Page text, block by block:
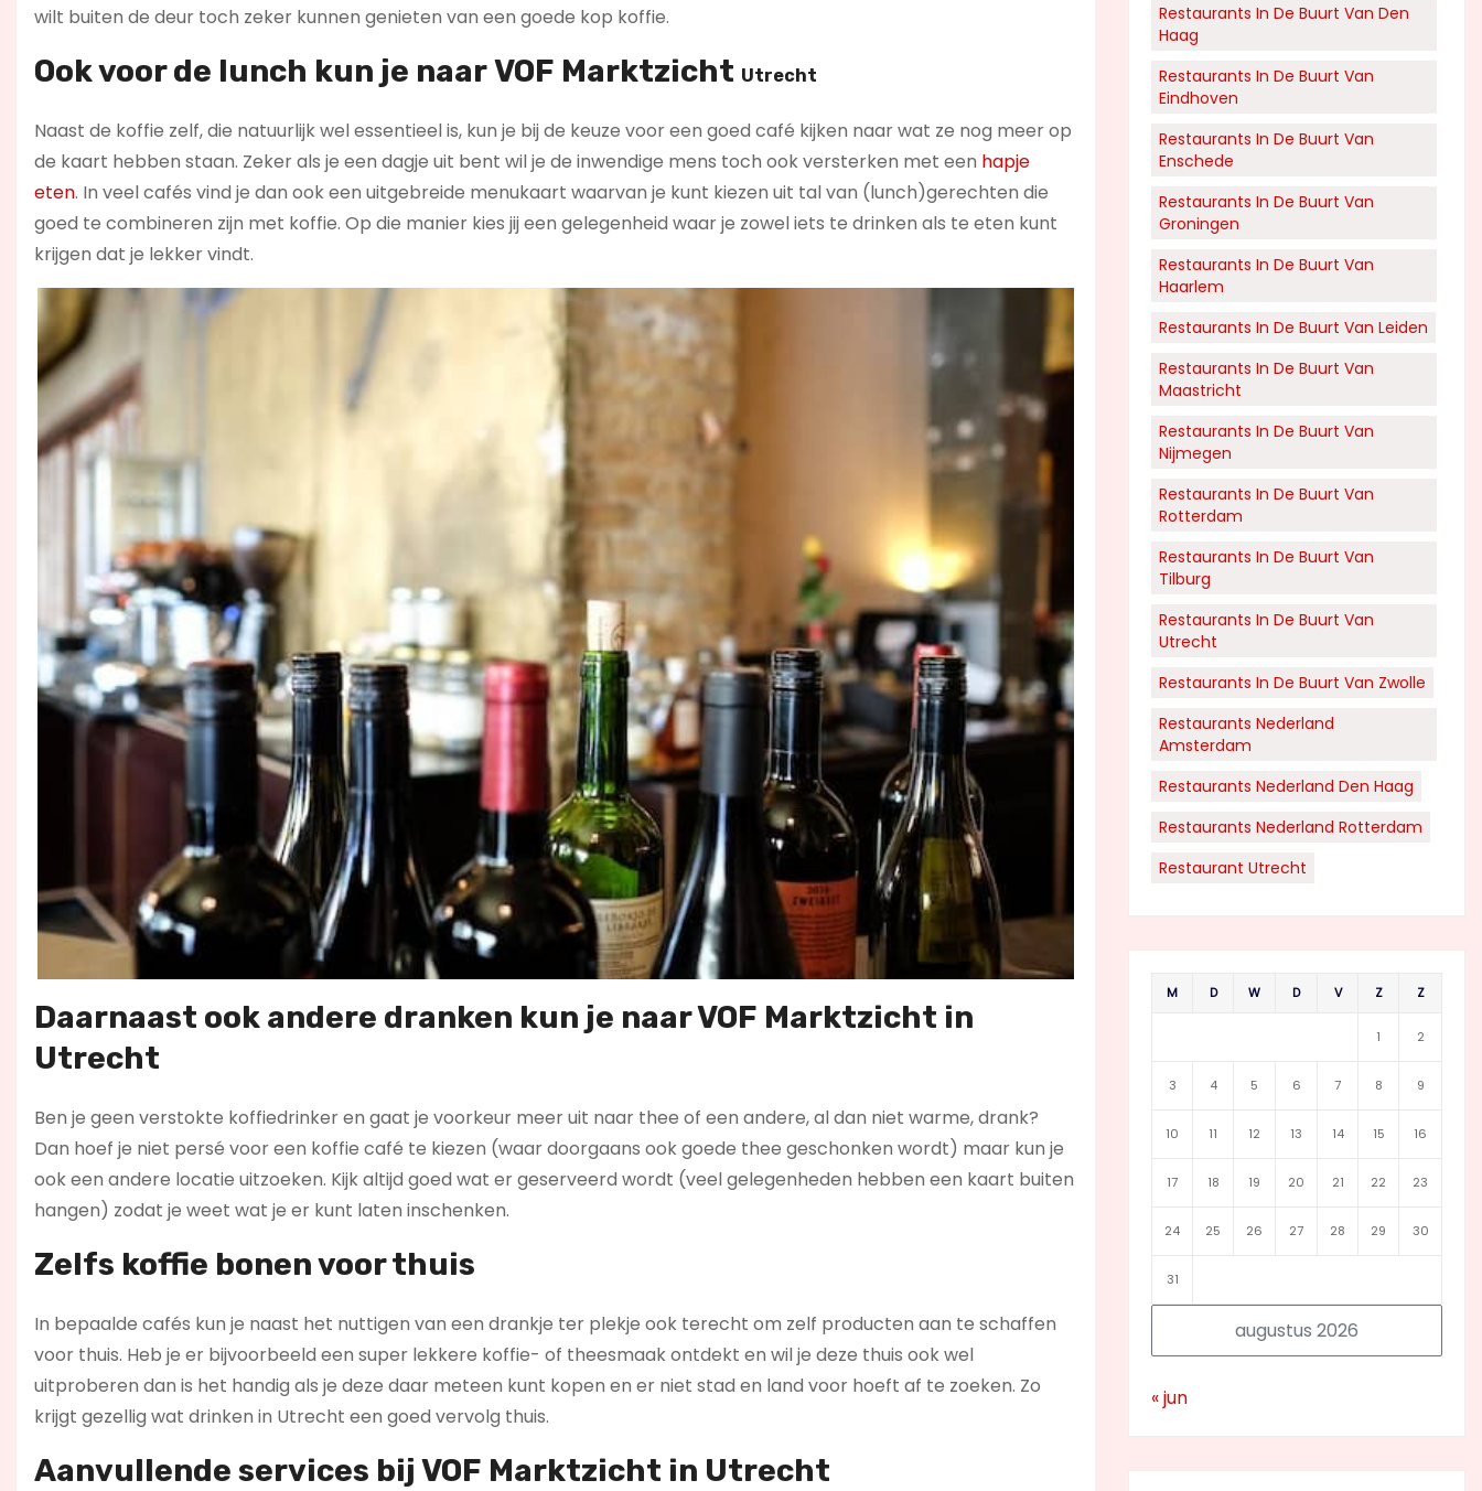
wilt buiten de deur toch zeker kunnen genieten van een goede kop koffie.
Ook voor de lunch kun je naarVOF Marktzicht Utrecht
Naast de koffie zelf, die natuurlijk wel essentieel is, kun je bij de keuze voor een goed café kijken naar wat ze nog meer op
de kaart hebben staan. Zeker als je een dagje uit bent wil je de inwendige mens toch ook versterken met een hapje
eten. In veel cafés vind je dan ook een uitgebreide menukaart waarvan je kunt kiezen uit tal van (lunch)gerechten die
goed te combineren zijn met koffie. Op die manier kies jij een gelegenheid waar je zowel iets te drinken als te eten kunt
krijgen dat je lekker vindt.
Daarnaast ook andere dranken kun je naar VOF Marktzicht in
Utrecht
Ben je geen verstokte koffiedrinker en gaat je voorkeur meer uit naar thee of een andere, al dan niet warme, drank?
Dan hoef je niet persé voor een koffie café te kiezen (waar doorgaans ook goede thee geschonken wordt) maar kun je
ook een andere locatie uitzoeken. Kijk altijd goed wat er geserveerd wordt (veel gelegenheden hebben een kaart buiten
hangen) zodat je weet wat je er kunt laten inschenken.
Zelfs koffie bonen voor thuis
In bepaalde cafés kun je naast het nuttigen van een drankje ter plekje ook terecht om zelf producten aan te schaffen
voor thuis. Heb je er bijvoorbeeld een super lekkere koffie- of theesmaak ontdekt en wil je deze thuis ook wel
uitproberen dan is het handig als je deze daar meteen kunt kopen en er niet stad en land voor hoeft af te zoeken. Zo
krijgt gezellig wat drinken in Utrecht een goed vervolg thuis.
Aanvullende services bij VOF Marktzicht in Utrecht
Restaurants In De Buurt Van Den
Haag
Restaurants In De Buurt Van
Eindhoven
Restaurants In De Buurt Van
Enschede
Restaurants In De Buurt Van
Groningen
Restaurants In De Buurt Van
Haarlem
Restaurants In De Buurt Van Leiden
Restaurants In De Buurt Van
Maastricht
Restaurants In De Buurt Van
Nijmegen
Restaurants In De Buurt Van
Rotterdam
Restaurants In De Buurt Van
Tilburg
Restaurants In De Buurt Van
Utrecht
Restaurants In De Buurt Van Zwolle
Restaurants Nederland
Amsterdam
Restaurants Nederland Den Haag
Restaurants Nederland Rotterdam
Restaurant Utrecht
augustus 2026
M D W D V Z Z
1 2
3 4 5 6 7 8 9
10 11 12 13 14 15 16
17 18 19 20 21 22 23
24 25 26 27 28 29 30
31
« jun